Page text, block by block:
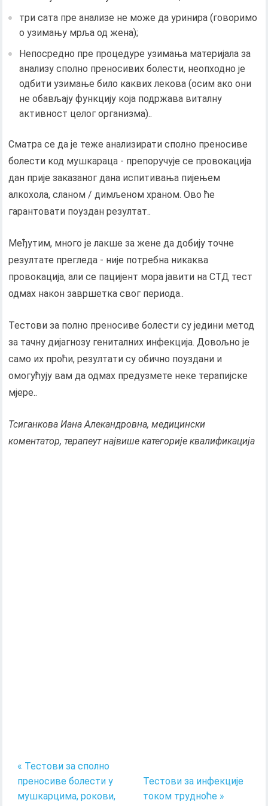
три сата пре анализе не може да уринира (говоримо
о узимању мрља од жена);
Непосредно пре процедуре узимања материјала за
анализу сполно преносивих болести, неопходно је
одбити узимање било каквих лекова (осим ако они
не обављају функцију која подржава виталну
активност целог организма)..
Сматра се да је теже анализирати сполно преносиве
болести код мушкараца - препоручује се провокација
дан прије заказаног дана испитивања пијењем
алкохола, сланом / димљеном храном. Ово ће
гарантовати поуздан резултат..
Међутим, много је лакше за жене да добију точне
резултате прегледа - није потребна никаква
провокација, али се пацијент мора јавити на СТД тест
одмах након завршетка свог периода..
Тестови за полно преносиве болести су једини метод
за тачну дијагнозу гениталних инфекција. Довољно је
само их проћи, резултати су обично поуздани и
омогућују вам да одмах предузмете неке терапијске
мјере..
Тсиганкова Иана Алекандровна, медицински
коментатор, терапеут највише категорије квалификација
« Тестови за сполно
преносиве болести у
мушкарцима, рокови,
Тестови за инфекције
током трудноће »